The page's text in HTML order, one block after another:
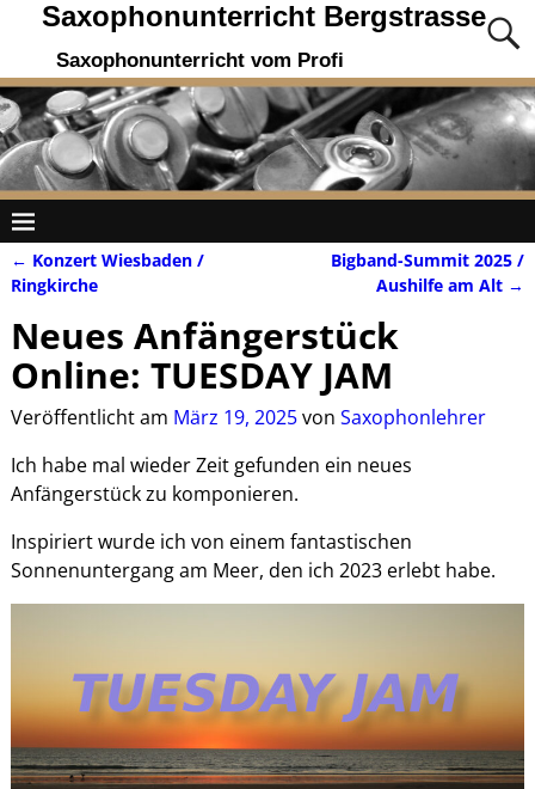
Saxophonunterricht Bergstrasse
Saxophonunterricht vom Profi
Artikelnavigation
← Konzert Wiesbaden /
Ringkirche
Bigband-Summit 2025 /
Aushilfe am Alt →
Neues Anfängerstück
Online: TUESDAY JAM
Veröffentlicht am März 19, 2025von Saxophonlehrer
Ich habe mal wieder Zeit gefunden ein neues
Anfängerstück zu komponieren.
Inspiriert wurde ich von einem fantastischen
Sonnenuntergang am Meer, den ich 2023 erlebt habe.